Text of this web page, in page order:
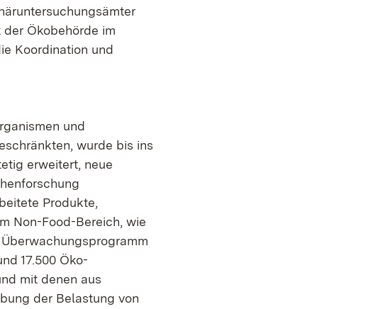
Ökobehörde im
Koordination und
und
wurde bis ins
erweitert, neue
Produkte,
Non-Food-Bereich, wie
17.500 Öko-
mit denen aus
der Belastung von